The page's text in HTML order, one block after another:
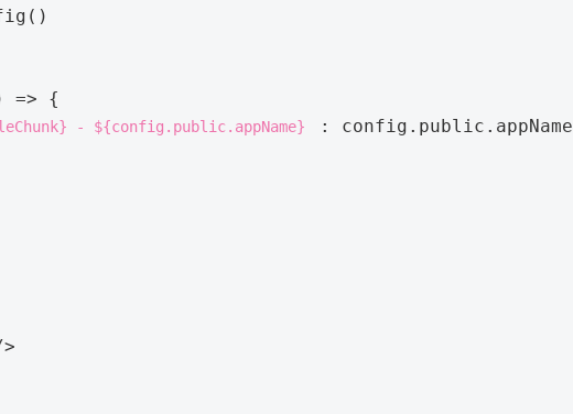
=> {
- ${config.public.appName}
: config.public.appName